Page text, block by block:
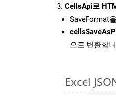
CellsApi로
SaveFormat
으로 변환합
Excel